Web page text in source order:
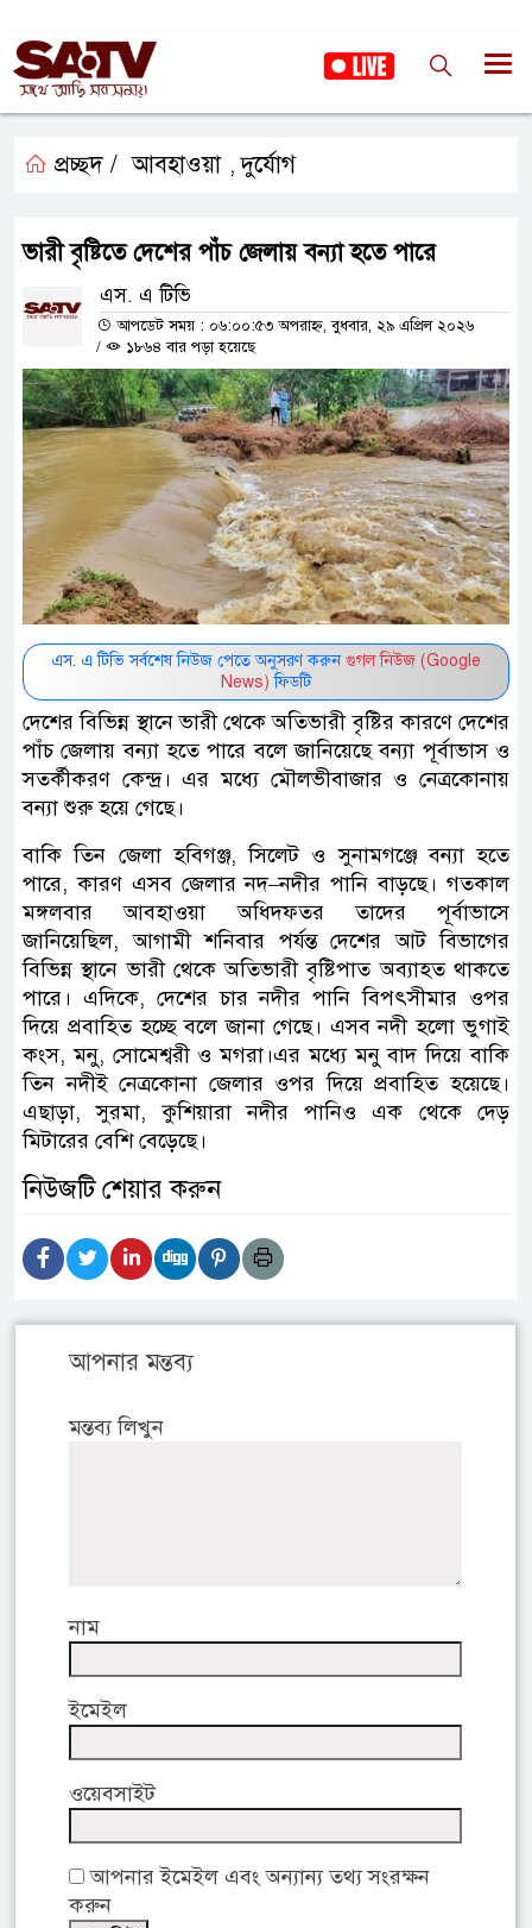
প্রচ্ছদ / আবহাওয়া ,দুর্যোগ
ভারী বৃষ্টিতে দেশের পাঁচ জেলায় বন্যা হতে পারে
এস. এ টিভি
আপডেট সময় : ০৬:০০:৫৩ অপরাহ্ন, বুধবার, ২৯ এপ্রিল ২০২৬
/
১৮৬৪ বার পড়া হয়েছে
এস. এ টিভি সর্বশেষ নিউজ পেতে অনুসরণ করুন গুগল নিউজ (Google
News) ফিডটি
দেশের বিভিন্ন স্থানে ভারী থেকে অতিভারী বৃষ্টির কারণে দেশের
পাঁচ জেলায় বন্যা হতে পারে বলে জানিয়েছে বন্যা পূর্বাভাস ও
সতর্কীকরণ কেন্দ্র। এর মধ্যে মৌলভীবাজার ও নেত্রকোনায়
বন্যা শুরু হয়ে গেছে।
বাকি তিন জেলা হবিগঞ্জ, সিলেট ও সুনামগঞ্জে বন্যা হতে
পারে, কারণ এসব জেলার নদ–নদীর পানি বাড়ছে। গতকাল
মঙ্গলবার আবহাওয়া অধিদফতর তাদের পূর্বাভাসে
জানিয়েছিল, আগামী শনিবার পর্যন্ত দেশের আট বিভাগের
বিভিন্ন স্থানে ভারী থেকে অতিভারী বৃষ্টিপাত অব্যাহত থাকতে
পারে। এদিকে, দেশের চার নদীর পানি বিপৎসীমার ওপর
দিয়ে প্রবাহিত হচ্ছে বলে জানা গেছে। এসব নদী হলো ভুগাই
কংস, মনু, সোমেশ্বরী ও মগরা।এর মধ্যে মনু বাদ দিয়ে বাকি
তিন নদীই নেত্রকোনা জেলার ওপর দিয়ে প্রবাহিত হয়েছে।
এছাড়া, সুরমা, কুশিয়ারা নদীর পানিও এক থেকে দেড়
মিটারের বেশি বেড়েছে।
নিউজটি শেয়ার করুন
আপনার মন্তব্য
মন্তব্য লিখুন
নাম
ইমেইল
ওয়েবসাইট
আপনার ইমেইল এবং অন্যান্য তথ্য সংরক্ষন
করুন